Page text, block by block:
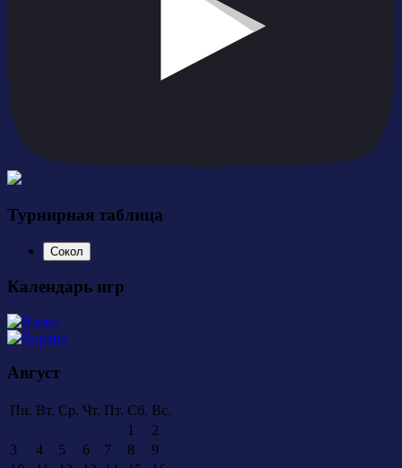
Турнирная таблица
Сокол
Календарь игр
Август
Пн. Вт. Ср. Чт. Пт. Сб. Вс.
1
2
3
4 5 6 7 8
9